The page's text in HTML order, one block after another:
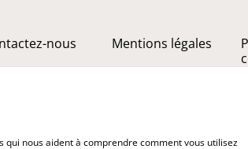
nous Mentions légales
qui nous aident à comprendre comment vous utilisez